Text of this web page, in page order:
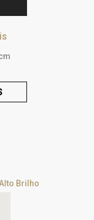
Brilho